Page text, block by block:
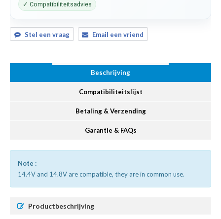
✓ Compatibiliteitsadvies
Stel een vraag Email een vriend
Beschrijving
Compatibiliteitslijst
Betaling & Verzending
Garantie & FAQs
Note :
14.4V and 14.8V are compatible, they are in common use.
Productbeschrijving